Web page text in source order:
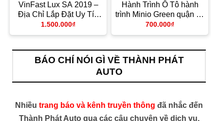
VinFast Lux SA 2019 –
Địa Chỉ Lắp Đặt Uy Tín
TPHCM
1.500.000₫
Hành Trình Ô Tô hành
trình Minio Green quận 10
– Gắn Nhanh Trong Ngày
700.000₫
BÁO CHÍ NÓI GÌ VỀ THÀNH PHÁT
AUTO
Nhiều trang báo và kênh truyền thông đã nhắc đến
Thành Phát Auto qua các câu chuyện về dịch vụ,